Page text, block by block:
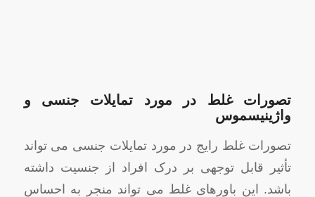
تصورات غلط در مورد تمایلات جنسی و
واژینیسموس
تصورات غلط رایج در مورد تمایلات جنسی می تواند
تأثیر قابل توجهی بر درک افراد از جنسیت داشته
باشد. این باورهای غلط می تواند منجر به احساس